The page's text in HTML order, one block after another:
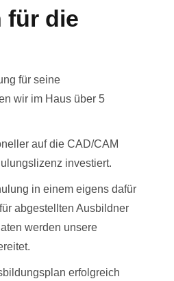
für die
für seine
wir im Haus über 5
auf die CAD/CAM
investiert.
in einem eigens dafür
abgestellten Ausbildner
werden unsere
erfolgreich